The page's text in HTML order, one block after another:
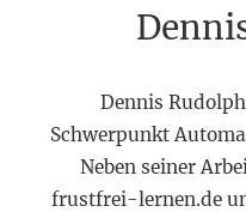
Dennis
Schwerpunkt
Neben seiner
frustfrei-lernen.de